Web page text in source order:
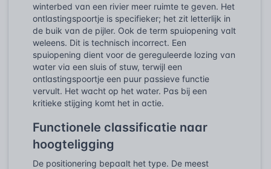
winterbed van een rivier meer ruimte te geven. Het
ontlastingspoortje is specifieker; het zit letterlijk in
de buik van de pijler. Ook de term spuiopening valt
weleens. Dit is technisch incorrect. Een
spuiopening dient voor de gereguleerde lozing van
water via een sluis of stuw, terwijl een
ontlastingspoortje een puur passieve functie
vervult. Het wacht op het water. Pas bij een
kritieke stijging komt het in actie.
Functionele classificatie naar
hoogteligging
De positionering bepaalt het type. De meest